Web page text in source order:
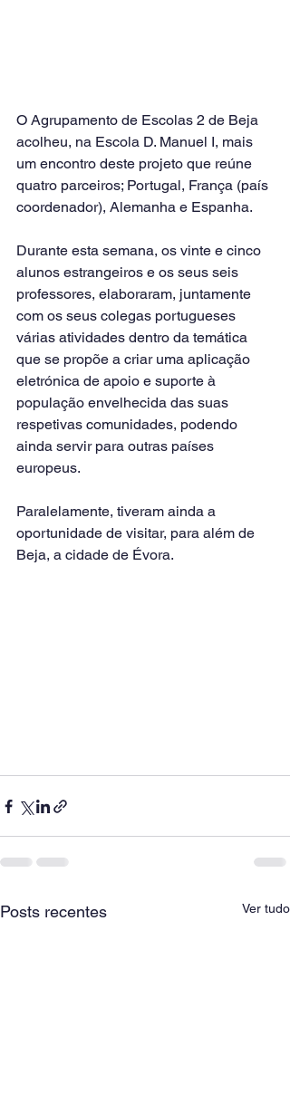
O Agrupamento de Escolas 2 de Beja
acolheu, na Escola D. Manuel I, mais
um encontro deste projeto que reúne
quatro parceiros; Portugal, França (país
coordenador), Alemanha e Espanha.
Durante esta semana, os vinte e cinco
alunos estrangeiros e os seus seis
professores, elaboraram, juntamente
com os seus colegas portugueses
várias atividades dentro da temática
que se propõe a criar uma aplicação
eletrónica de apoio e suporte à
população envelhecida das suas
respetivas comunidades, podendo
ainda servir para outras países
europeus.
Paralelamente, tiveram ainda a
oportunidade de visitar, para além de
Beja, a cidade de Évora.
Posts recentes Ver tudo